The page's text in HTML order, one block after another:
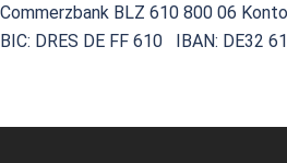
Commerzbank BLZ 610 800 06
BIC: DRES DE FF 610 IBAN: DE32